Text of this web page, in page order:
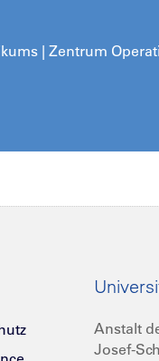
| Zentrum
Anstalt
Josef-